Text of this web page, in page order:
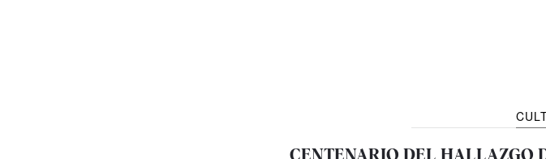
CENTENARIO DEL HALLAZGO